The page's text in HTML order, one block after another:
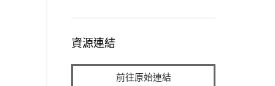
資源連結
前往原始連結